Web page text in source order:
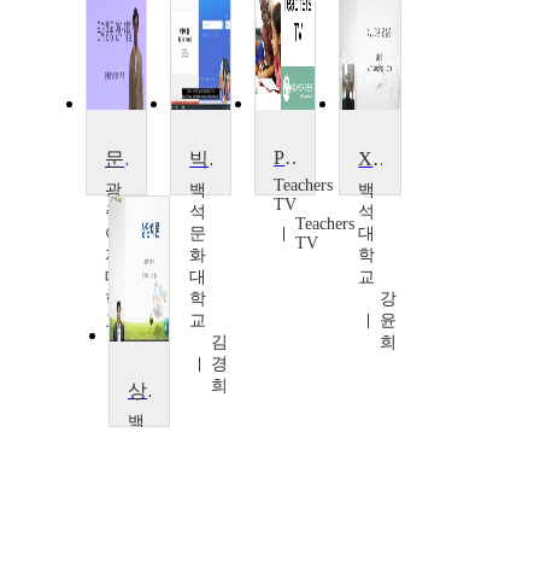
문제행동언어재활
광
주
여
자
대
학
교
이
진
빅데이터
백
석
문
화
대
학
교
김
경
희
Problem-Solving Language
Teachers
TV
Teachers
TV
XML이론 및 실습
백
석
대
학
교
강
윤
희
상담이론
백